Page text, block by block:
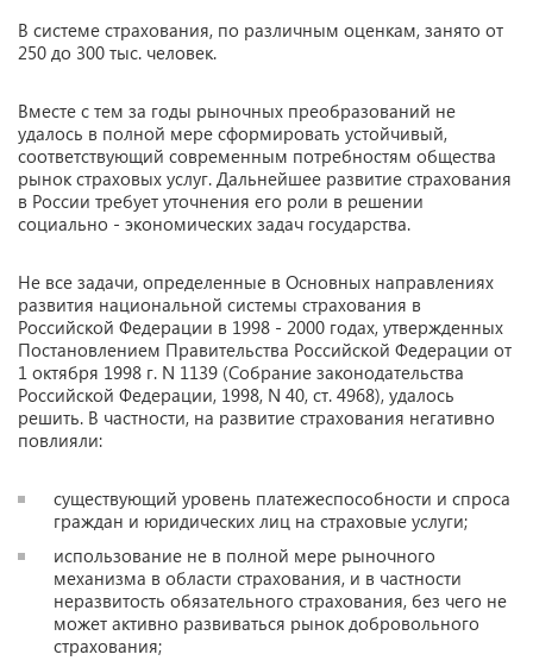
В системе страхования, по различным оценкам, занято от
250 до 300 тыс. человек.
Вместе с тем за годы рыночных преобразований не
удалось в полной мере сформировать устойчивый,
соответствующий современным потребностям общества
рынок страховых услуг. Дальнейшее развитие страхования
в России требует уточнения его роли в решении
социально - экономических задач государства.
Не все задачи, определенные в Основных направлениях
развития национальной системы страхования в
Российской Федерации в 1998 - 2000 годах, утвержденных
Постановлением Правительства Российской Федерации от
1 октября 1998 г. N 1139 (Собрание законодательства
Российской Федерации, 1998, N 40, ст. 4968), удалось
решить. В частности, на развитие страхования негативно
повлияли:
существующий уровень платежеспособности и спроса
граждан и юридических лиц на страховые услуги;
использование не в полной мере рыночного
механизма в области страхования, и в частности
неразвитость обязательного страхования, без чего не
может активно развиваться рынок добровольного
страхования;